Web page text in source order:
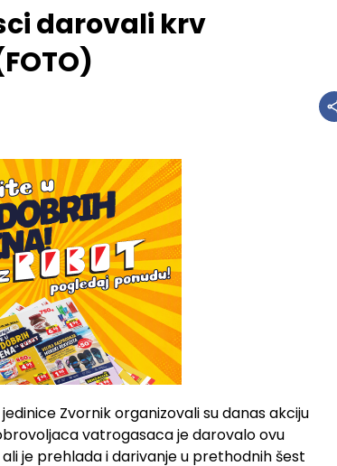
darovali krv
Zvornik organizovali su danas akciju
vatrogasaca je darovalo ovu
je prehlada i darivanje u prethodnih šest